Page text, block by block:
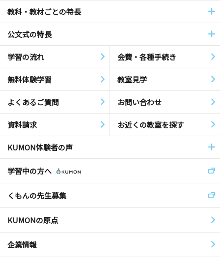
教科・教材ごとの特長
公文式の特長
学習の流れ 会費・各種手続き
無料体験学習 教室見学
よくあるご質問 お問い合わせ
資料請求 お近くの教室を探す
KUMON体験者の声
学習中の方へ
くもんの先生募集
KUMONの原点
企業情報